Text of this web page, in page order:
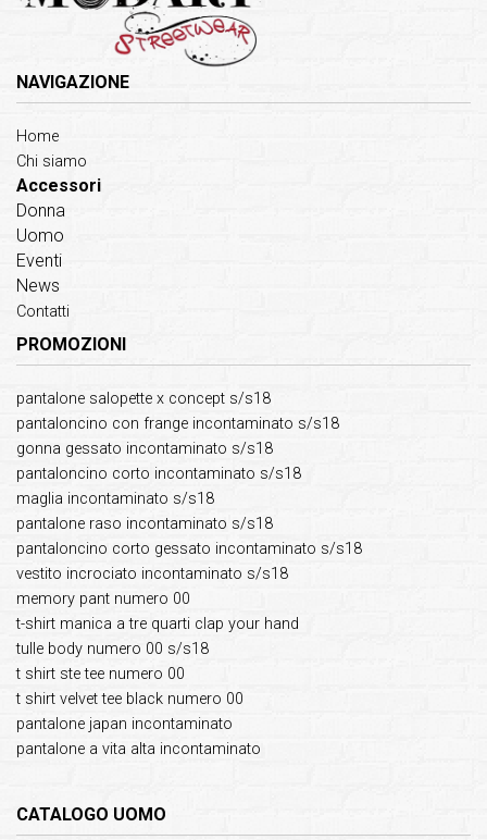
NAVIGAZIONE
Home
Chi siamo
Accessori
Donna
Uomo
Eventi
News
Contatti
PROMOZIONI
pantalone salopette x concept s/s18
pantaloncino con frange incontaminato s/s18
gonna gessato incontaminato s/s18
pantaloncino corto incontaminato s/s18
maglia incontaminato s/s18
pantalone raso incontaminato s/s18
pantaloncino corto gessato incontaminato s/s18
vestito incrociato incontaminato s/s18
memory pant numero 00
t-shirt manica a tre quarti clap your hand
tulle body numero 00 s/s18
t shirt ste tee numero 00
t shirt velvet tee black numero 00
pantalone japan incontaminato
pantalone a vita alta incontaminato
CATALOGO UOMO